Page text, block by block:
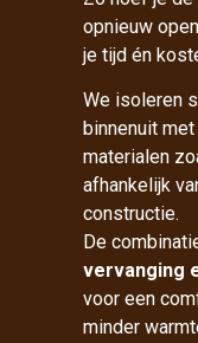
opnieuw
je tijd én
We isoleren
binnenuit
materialen
afhankelijk
constructie.
De
vervanging
voor een
minder